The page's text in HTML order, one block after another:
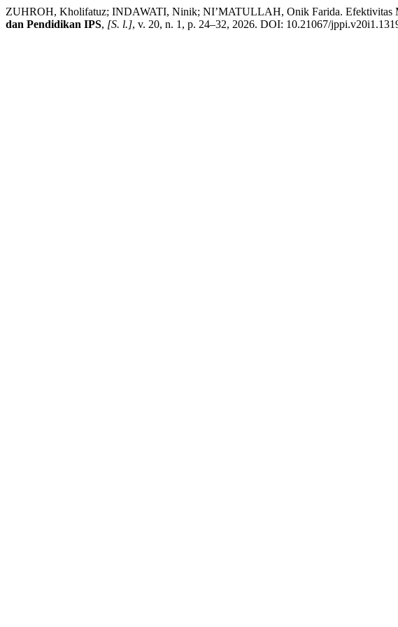
ZUHROH, Kholifatuz; INDAWATI, Ninik; NI’MATULLAH, Onik Farida. Efektivitas
dan Pendidikan IPS, [S. l.], v. 20, n. 1, p. 24–32, 2026. DOI: 10.21067/